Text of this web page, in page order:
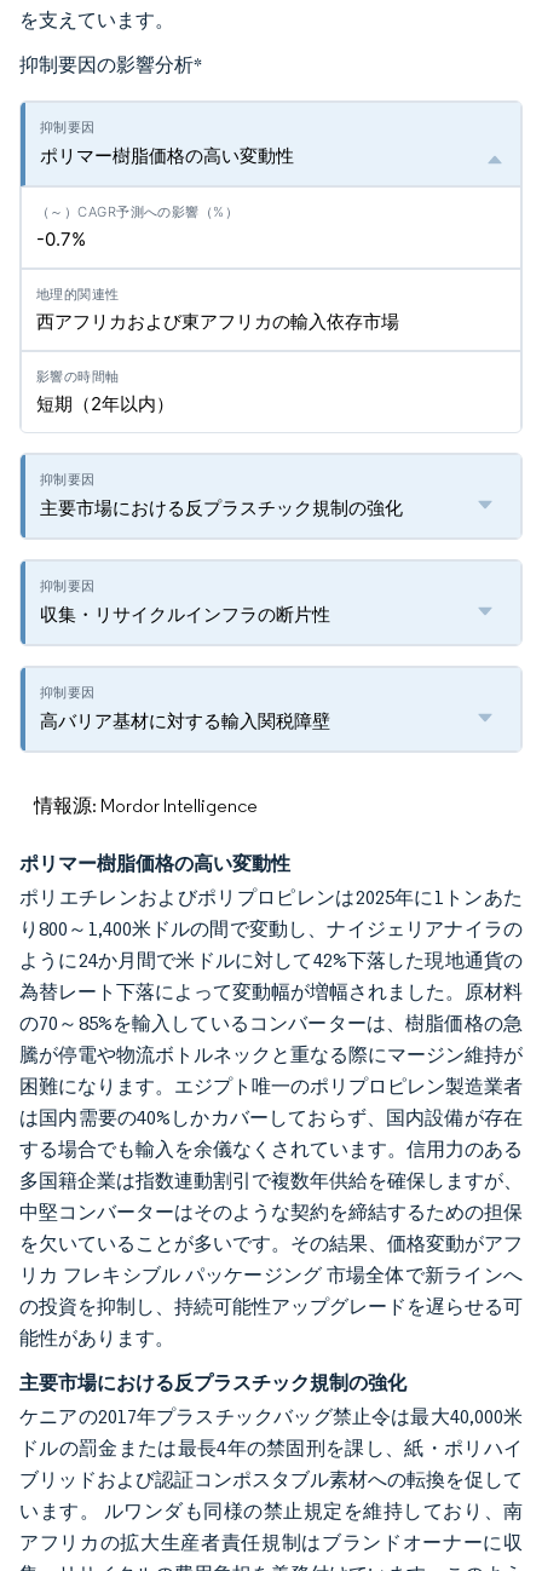
を支えています。
抑制要因の影響分析*
ポリマー樹脂価格の高い変動性
-0.7%
西アフリカおよび東アフリカの輸入依存市場
短期（2年以内）
主要市場における反プラスチック規制の強化
収集・リサイクルインフラの断片性
高バリア基材に対する輸入関税障壁
情報源: Mordor Intelligence
ポリマー樹脂価格の高い変動性
ポリエチレンおよびポリプロピレンは2025年に1トンあた
り800～1,400米ドルの間で変動し、ナイジェリアナイラの
ように24か月間で米ドルに対して42%下落した現地通貨の
為替レート下落によって変動幅が増幅されました。原材料
の70～85%を輸入しているコンバーターは、樹脂価格の急
騰が停電や物流ボトルネックと重なる際にマージン維持が
困難になります。エジプト唯一のポリプロピレン製造業者
は国内需要の40%しかカバーしておらず、国内設備が存在
する場合でも輸入を余儀なくされています。信用力のある
多国籍企業は指数連動割引で複数年供給を確保しますが、
中堅コンバーターはそのような契約を締結するための担保
を欠いていることが多いです。その結果、価格変動がアフ
リカ フレキシブル パッケージング 市場全体で新ラインへ
の投資を抑制し、持続可能性アップグレードを遅らせる可
能性があります。
主要市場における反プラスチック規制の強化
ケニアの2017年プラスチックバッグ禁止令は最大40,000米
ドルの罰金または最長4年の禁固刑を課し、紙・ポリハイ
ブリッドおよび認証コンポスタブル素材への転換を促して
います。
ルワンダも同様の禁止規定を維持しており、南
アフリカの拡大生産者責任規制はブランドオーナーに収